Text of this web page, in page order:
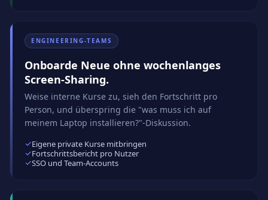
ENGINEERING-TEAMS
Onboarde Neue ohne wochenlanges
Screen-Sharing.
Weise interne Kurse zu, sieh den Fortschritt pro
Person, und überspring die "was muss ich auf
meinem Laptop installieren?"-Diskussion.
Eigene private Kurse mitbringen
Fortschrittsbericht pro Nutzer
SSO und Team-Accounts